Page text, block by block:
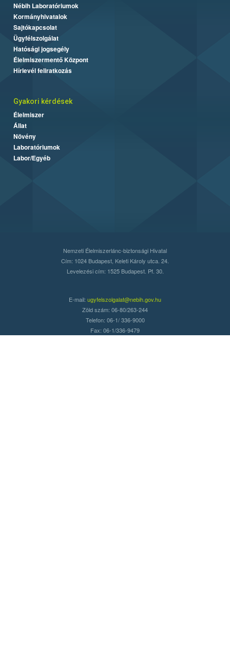
Nébih Laboratóriumok
Kormányhivatalok
Sajtókapcsolat
Ügyfélszolgálat
Hatósági jogsegély
Élelmiszermentő Központ
Hírlevél feliratkozás
Gyakori kérdések
Élelmiszer
Állat
Növény
Laboratóriumok
Labor/Egyéb
Nemzeti Élelmiszerlánc-biztonsági Hivatal
Cím: 1024 Budapest, Keleti Károly utca. 24.
Levelezési cím: 1525 Budapest. Pf. 30.
E-mail: ugyfelszolgalat@nebih.gov.hu
Zöld szám: 06-80/263-244
Telefon: 06-1/ 336-9000
Fax: 06-1/336-9479